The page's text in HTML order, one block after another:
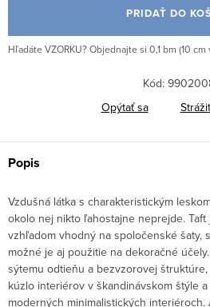
PRIDAŤ DO
Hľadáte VZORKU? Objednajte si 0,1 bm (10 cm
Kód:
Opýtať sa
Strážiť
Popis
Vzdušná látka s charakteristickým
okolo nej nikto ľahostajne neprejde.
vzhľadom vhodný na spoločenské šaty,
možné je aj použitie na dekoračné účely.
sýtemu odtieňu a bezvzorovej
kúzlo interiérov v škandinávskom štýle
moderných minimalistických